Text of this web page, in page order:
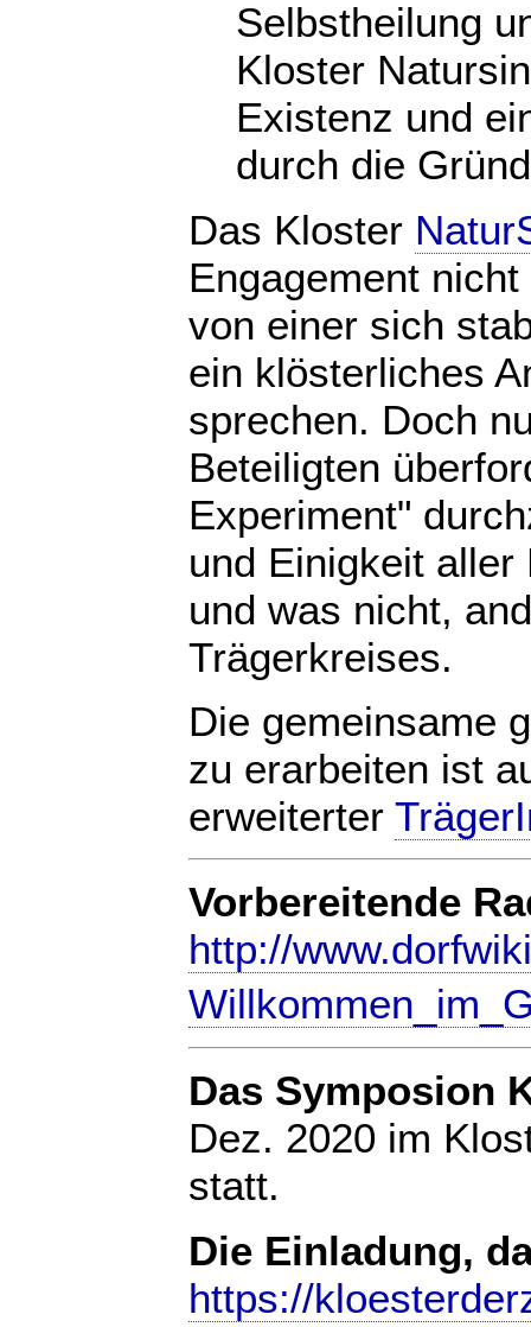
Selbstheilung
Kloster
Existenz und
durch die
Das Kloster
Engagement
von einer sich
ein klösterliches
sprechen. Doch
Beteiligten
Experiment"
und Einigkeit
und was nicht,
Trägerkreises.
Die gemeinsame
zu erarbeiten ist
erweiterter
Vorbereitende
http://
Das Symposion
Dez. 2020 im
statt.
Die Einladung,
https://